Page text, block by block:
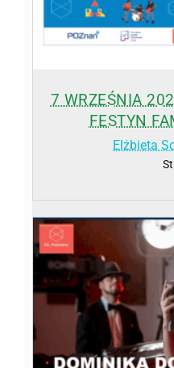
7 WRZEŚNIA
FESTYN
Elżbieta